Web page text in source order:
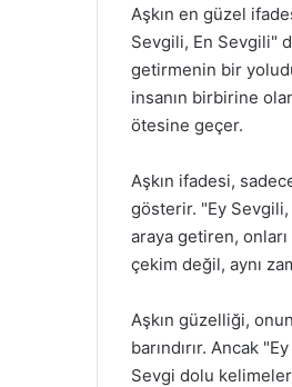
Aşkın en güzel
Sevgili, En Sevgili"
getirmenin bir
insanın birbirine
ötesine geçer.
Aşkın ifadesi,
gösterir. "Ey
araya getiren,
çekim değil, aynı
Aşkın güzelliği,
barındırır. Ancak
Sevgi dolu